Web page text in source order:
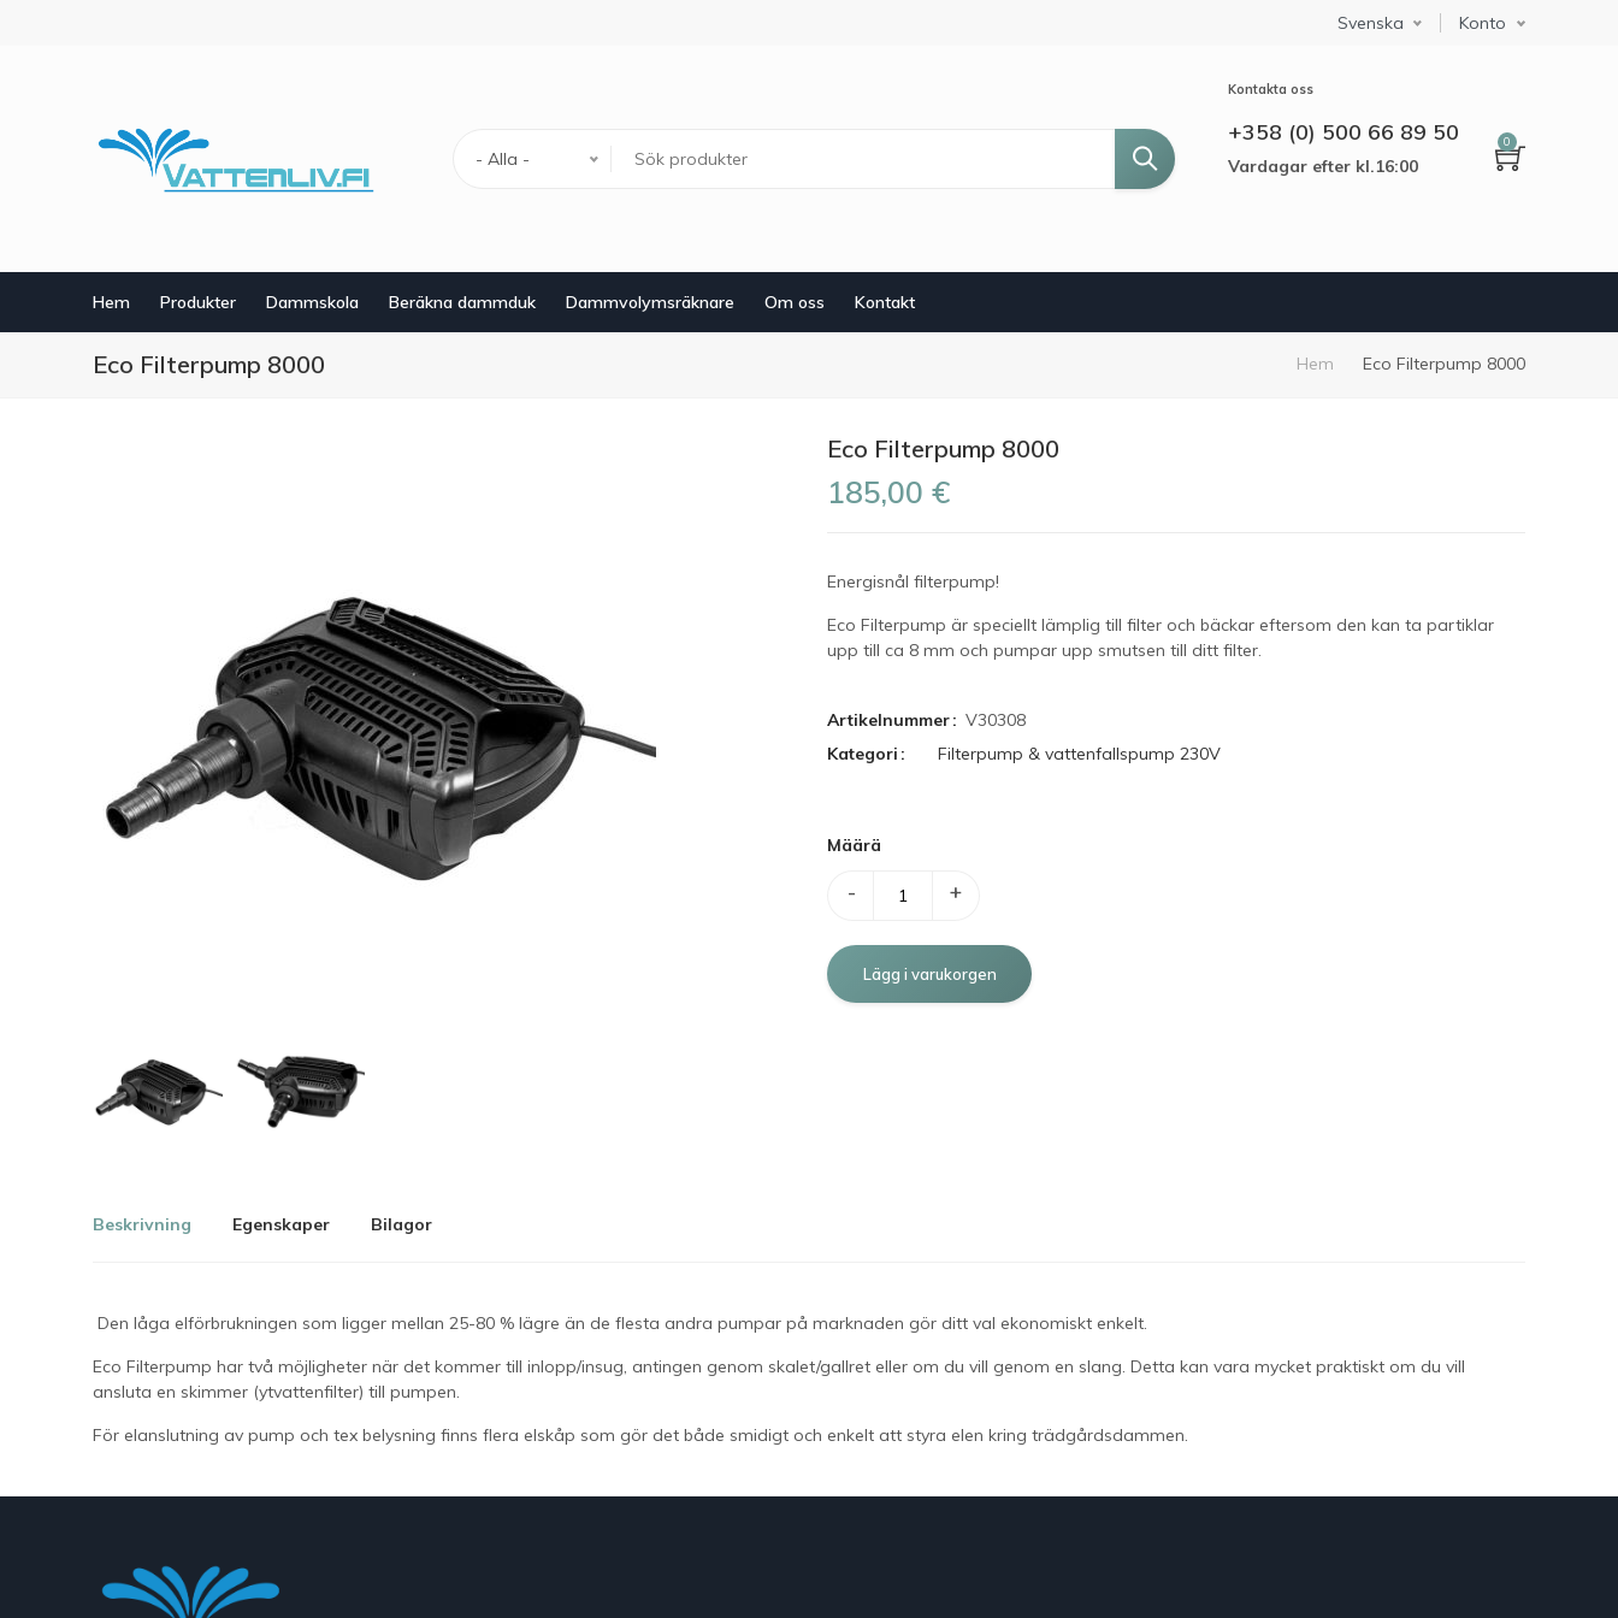
Select your language
Svenska Konto
- Alla -
Kontakta oss
+358 (0) 500 66 89 50
Vardagar efter kl.16:00
0
Hem Produkter Dammskola Beräkna dammduk Dammvolymsräknare Om oss Kontakt
Eco Filterpump 8000 Länkstig
Hem Eco Filterpump 8000
Eco Filterpump 8000
185,00 €
Energisnål filterpump!
Eco Filterpump är speciellt lämplig till filter och bäckar eftersom den kan ta partiklar
upp till ca 8 mm och pumpar upp smutsen till ditt filter.
Artikelnummer
V30308
Kategori
Filterpump & vattenfallspump 230V
Määrä
- +
Beskrivning Egenskaper Bilagor
Den låga elförbrukningen som ligger mellan 25-80 % lägre än de flesta andra pumpar på marknaden gör ditt val ekonomiskt enkelt.
Eco Filterpump har två möjligheter när det kommer till inlopp/insug, antingen genom skalet/gallret eller om du vill genom en slang. Detta kan vara mycket praktiskt om du vill
ansluta en skimmer (ytvattenfilter) till pumpen.
För elanslutning av pump och tex belysning finns flera elskåp som gör det både smidigt och enkelt att styra elen kring trädgårdsdammen.